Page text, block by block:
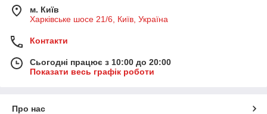
м. Київ
Харківське шосе 21/6, Київ, Україна
Контакти
Сьогодні працює з 10:00 до 20:00
Показати весь графік роботи
Про нас